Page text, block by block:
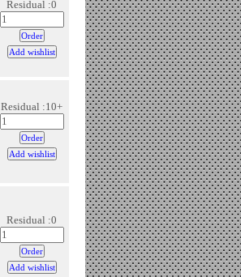
Residual :0
Residual :10+
Residual :0